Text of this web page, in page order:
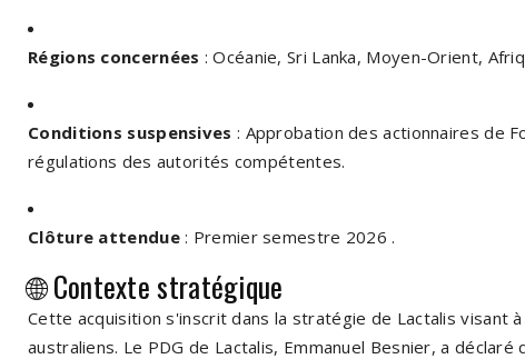
Régions concernées :Océanie, Sri Lanka, Moyen-Orient,
Conditions suspensives : Approbation des actionnaires de
régulations des autorités compétentes.
Clôture attendue: Premier semestre 2026 .
🌐 Contexte stratégique
Cette acquisition s'inscrit dans la stratégie de Lactalis visant
australiens. Le PDG de Lactalis, Emmanuel Besnier, a